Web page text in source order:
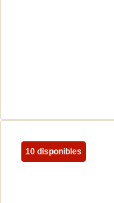
10 disponibles